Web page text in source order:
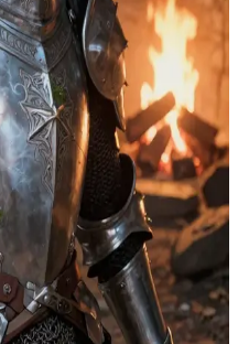
기 위해 모험가 파티에 합
는 가츠로의 요리를 경외하
빌려 요리를 시적으로 묘
러앉은 동료들이 음식에 담
도와줍니다.